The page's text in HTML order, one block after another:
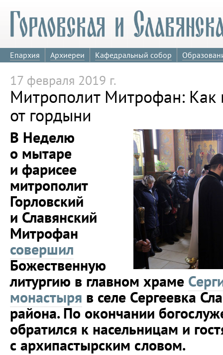
Епархия Архиереи Кафедральный собор
17 февраля 2019 г.
Митрополит Митрофан: Как
от гордыни
В Неделю
о мытаре
и фарисее
митрополит
Горловский
и Славянский
Митрофан
совершил
Божественную
литургию в главном храме
монастыря в селе Сергеевка
района. По окончании
обратился к насельницам и
с архипастырским словом.